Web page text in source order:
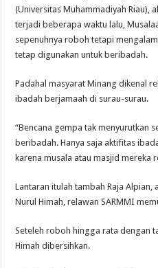
(Universitas Muhammadiyah Riau),
terjadi beberapa waktu lalu,
sepenuhnya roboh tetapi
tetap digunakan untuk beribadah.
Padahal masyarat Minang dikenal
ibadah berjamaah di surau-surau.
“Bencana gempa tak menyurutkan
beribadah. Hanya saja aktifitas
karena musala atau masjid mereka
Lantaran itulah tambah Raja Alpian,
Nurul Himah, relawan SARMMI
Seteleh roboh hingga rata dengan
Himah dibersihkan.